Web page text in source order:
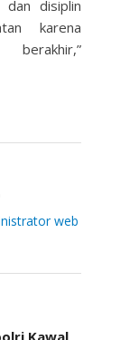
disiplin
karena
web
Kawal